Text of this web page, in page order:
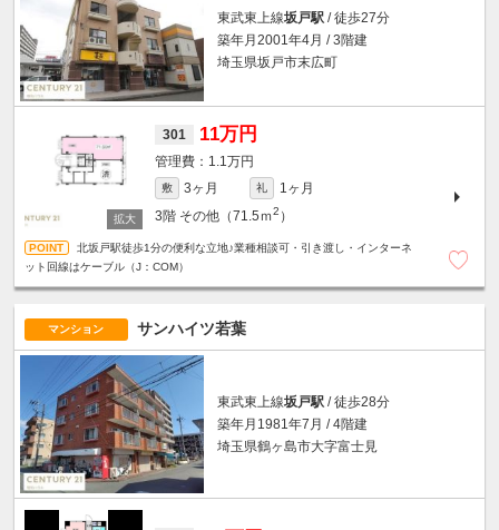
東武東上線坂戸駅 / 徒歩27分
築年月2001年4月 / 3階建
埼玉県坂戸市末広町
301 11万円
1.1万円
敷 3ヶ月 礼
1ヶ月
3階 その他（71.5ｍ2 ）
北坂戸駅徒歩1分の便利な立地♪業種相談可・引き渡し・インターネ
ット回線はケーブル（J：COM）
マンション サンハイツ若葉
東武東上線坂戸駅 / 徒歩28分
築年月1981年7月 / 4階建
埼玉県鶴ヶ島市大字富士見